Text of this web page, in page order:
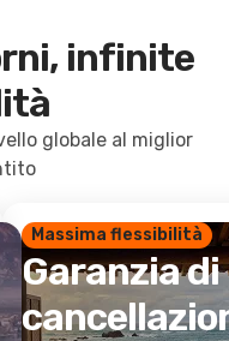
infinite
globale al miglior
Massima flessibilità
Garanzia di